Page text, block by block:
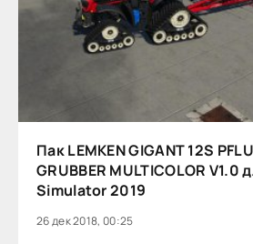
Пак LEMKEN GIGANT 12S
GRUBBER MULTICOLOR V1.0
Simulator 2019
26 дек 2018, 00:25